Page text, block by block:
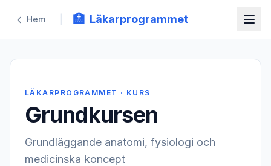
Hem 🏥 Läkarprogrammet
LÄKARPROGRAMMET · KURS
Grundkursen
Grundläggande anatomi, fysiologi och
medicinska koncept